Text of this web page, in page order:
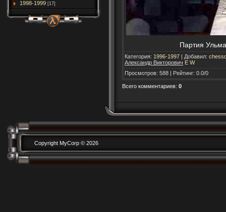
1998-1999 [17]
Партия
Категория: 1996-1997 | Добавил:
Александр Викторович E W
Просмотров: 588 | Рейтинг: 0.0/0
Всего комментариев: 0
Copyright MyCorp © 2026